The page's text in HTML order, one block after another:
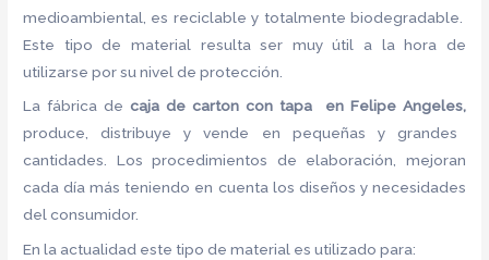
medioambiental, es reciclable y totalmente biodegradable.
Este tipo de material resulta ser muy útil a la hora de
utilizarse por su nivel de protección.
La fábrica decaja de carton con tapa en Felipe Angeles,
produce, distribuye y vende en pequeñas y grandes
cantidades. Los procedimientos de elaboración, mejoran
cada día más teniendo en cuenta los diseños y necesidades
del consumidor.
En la actualidad este tipo de material es utilizado para: